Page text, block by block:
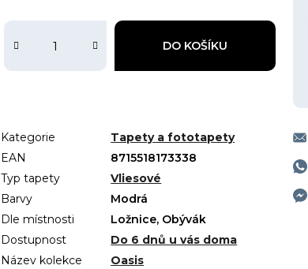
DO KOŠÍKU
Kategorie
Tapety a fototapety
EAN
8715518173338
Typ tapety
Vliesové
Barvy
Modrá
Dle místnosti
Ložnice, Obývák
Dostupnost
Do 6 dnů u vás doma
Název kolekce
Oasis